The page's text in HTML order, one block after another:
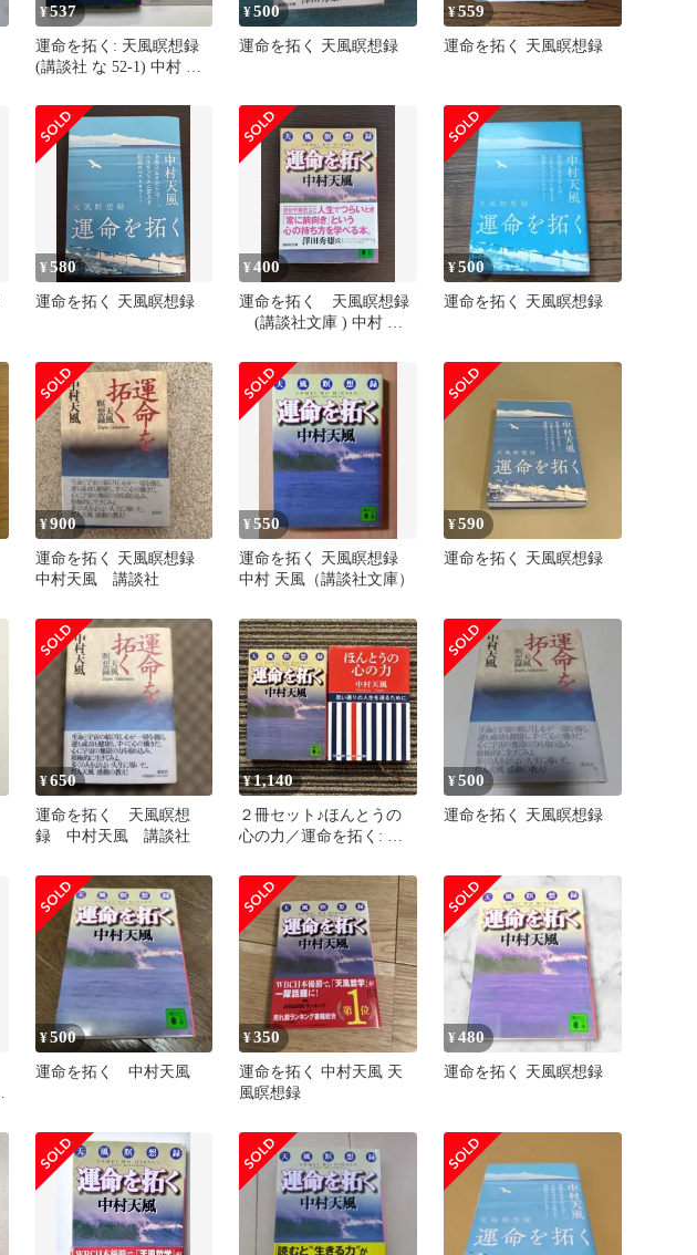
¥537
運命を拓く: 天風瞑想録
(講談社 な 52-1) 中村 天
23
¥500
運命を拓く 天風瞑想録
¥559
運命を拓く 天風瞑想録
¥580
運命を拓く 天風瞑想録
¥400
運命を拓く 天風瞑想録
(講談社文庫 ) 中村 天
¥500
運命を拓く 天風瞑想録
¥900
運命を拓く 天風瞑想録
中村天風 講談社
¥550
運命を拓く 天風瞑想録
中村 天風（講談社文庫）
¥590
運命を拓く 天風瞑想録
¥650
運命を拓く 天風瞑想
録 中村天風 講談社
¥1,140
２冊セット♪ほんとうの
心の力／運命を拓く: 天
¥500
運命を拓く 天風瞑想録
¥500
運命を拓く 中村天風
¥350
運命を拓く 中村天風 天
風瞑想録
¥480
運命を拓く 天風瞑想録